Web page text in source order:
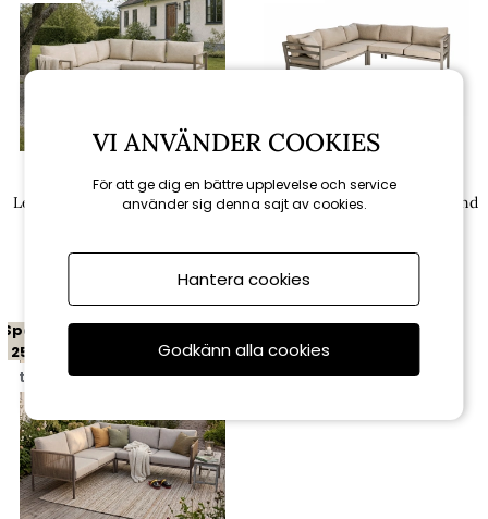
Sommarboden Selection
Lenny hörnsoffa exkl. soffbord
11 990 kr
Brafab
Weldon hörnsoffa - khaki/sand
Spara
25%
till 16/8
VI ANVÄNDER COOKIES
För att ge dig en bättre upplevelse och service
använder sig denna sajt av cookies.
Hantera cookies
Godkänn alla cookies